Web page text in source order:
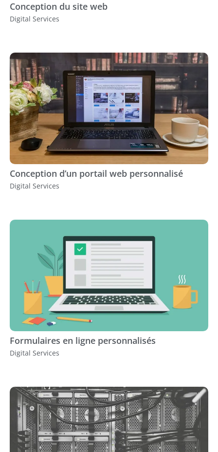
Conception du site web
Digital Services
Conception d’un portail web personnalisé
Digital Services
Formulaires en ligne personnalisés
Digital Services